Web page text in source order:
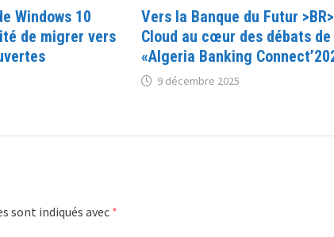
Windows 10
de migrer vers
Vers la Banque du Futur
Cloud au cœur des débats de
«Algeria Banking
9 décembre 2025
sont indiqués avec *